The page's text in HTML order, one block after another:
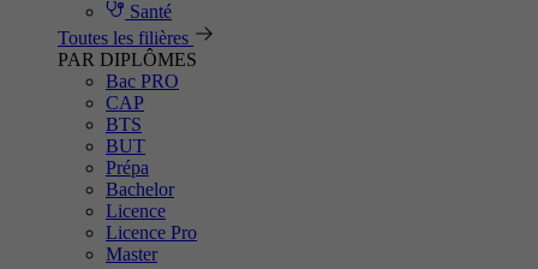
Santé
Toutes les filières
PAR DIPLÔMES
Bac PRO
CAP
BTS
BUT
Prépa
Bachelor
Licence
Licence Pro
Master